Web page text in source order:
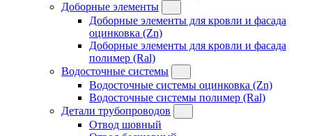
Доборные элементы
Доборные элементы для кровли и фасада
оцинковка (Zn)
Доборные элементы для кровли и фасада
полимер (Ral)
Водосточные системы
Водосточные системы оцинковка (Zn)
Водосточные системы полимер (Ral)
Детали трубопроводов
Отвод шовный